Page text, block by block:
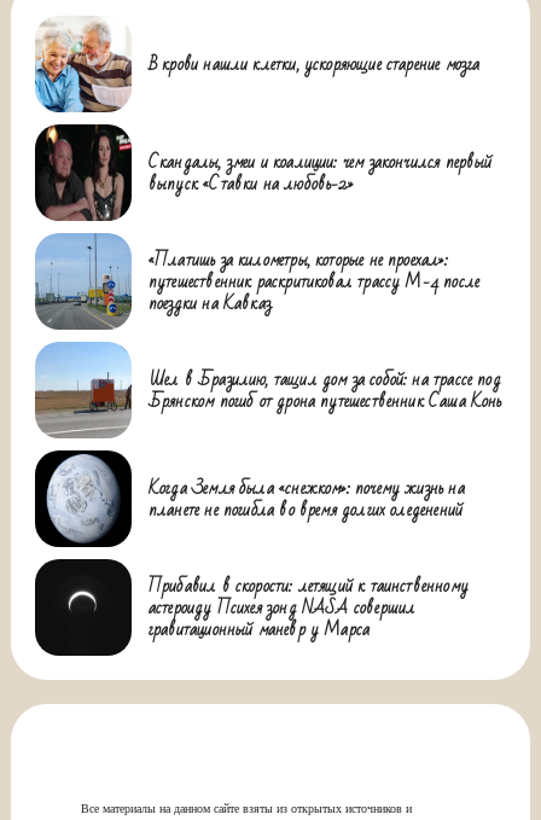
В крови нашли клетки, ускоряющие старение мозга
Скандалы, змеи и коалиции: чем закончился первый
выпуск «Ставки на любовь-2»
«Платишь за километры, которые не проехал»:
путешественник раскритиковал трассу М-4 после
поездки на Кавказ
Шел в Бразилию, тащил дом за собой: на трассе под
Брянском погиб от дрона путешественник Саша Конь
Когда Земля была «снежком»: почему жизнь на
планете не погибла во время долгих оледенений
Прибавил в скорости: летящий к таинственному
астероиду Психея зонд NASA совершил
гравитационный маневр у Марса
Все материалы на данном сайте взяты из открытых источников и